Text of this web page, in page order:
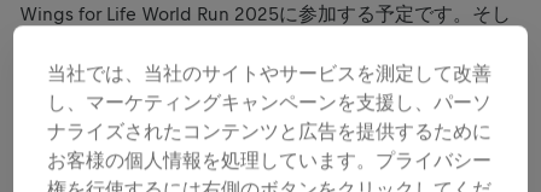
Wings for Life World Run 2025に参加する予定です。そし
んで参加していただけます。
Wings for Life World Runでは、チームを組むことが貢献度
を高めるための有効な選択肢になります。しかも、ユルゲ
ン・クロップ氏のような著名な人物からインスピレーショ
ンを得ることもできるのです。
当社では、当社のサイトやサービスを測定して改善
し、マーケティングキャンペーンを支援し、パーソ
ナライズされたコンテンツと広告を提供するために
お客様の個人情報を処理しています。プライバシー